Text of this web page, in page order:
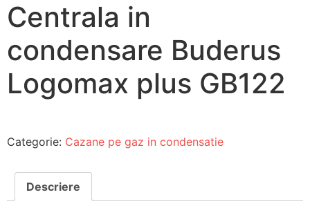
Centrala in
condensare Buderus
Logomax plus GB122
Categorie: Cazane pe gaz in condensatie
Descriere